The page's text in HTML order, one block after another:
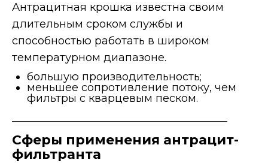
Антрацитная крошка известна своим
длительным сроком службы и
способностью работать в широком
температурном диапазоне.
большую производительность;
меньшее сопротивление потоку, чем
фильтры с кварцевым песком.
Сферы применения антрацит-
фильтранта